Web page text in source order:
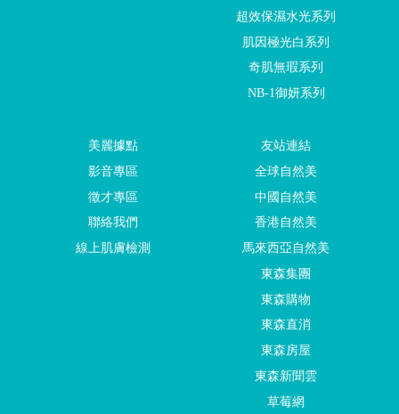
超效保濕水光系列
肌因極光白系列
奇肌無瑕系列
NB-1御妍系列
美麗據點
影音專區
徵才專區
聯絡我們
線上肌膚檢測
友站連結
全球自然美
中國自然美
香港自然美
馬來西亞自然美
東森集團
東森購物
東森直消
東森房屋
東森新聞雲
草莓網